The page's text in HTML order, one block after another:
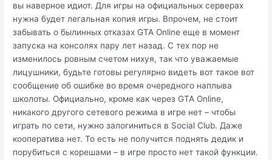
вы наверное идиот. Для игры на официальных серверах
нужна будет легальная копия игры. Впрочем, не стоит
забывать о былинных отказах GTA Online еще в момент
запуска на консолях пару лет назад. С тех пор не
изменилось ровным счетом нихуя, так что уважаемые
лицушники, будьте готовы регулярно видеть вот такое вот
сообщение об ошибке во время очередного наплыва
школоты. Официально, кроме как через GTA Online,
никакого другого сетевого режима в игре нет – чтобы
играть по сети, нужно залогиниться в Social Club. Даже
кооператива нет. То есть не получится поднять дедик и
порубиться с корешами – в игре просто нет такой функции.